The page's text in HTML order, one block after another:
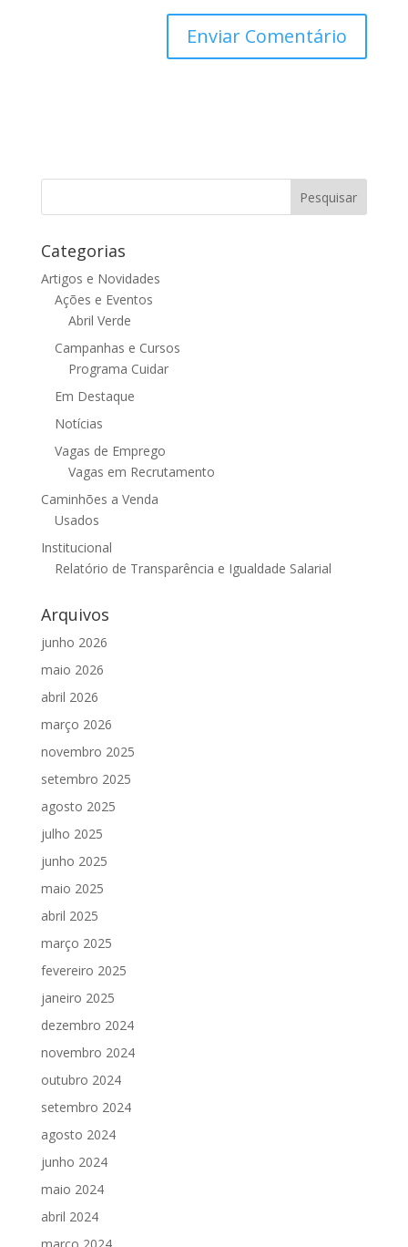
Categorias
Artigos e Novidades
Ações e Eventos
Abril Verde
Campanhas e Cursos
Programa Cuidar
Em Destaque
Notícias
Vagas de Emprego
Vagas em Recrutamento
Caminhões a Venda
Usados
Institucional
Relatório de Transparência e Igualdade Salarial
Arquivos
junho 2026
maio 2026
abril 2026
março 2026
novembro 2025
setembro 2025
agosto 2025
julho 2025
junho 2025
maio 2025
abril 2025
março 2025
fevereiro 2025
janeiro 2025
dezembro 2024
novembro 2024
outubro 2024
setembro 2024
agosto 2024
junho 2024
maio 2024
abril 2024